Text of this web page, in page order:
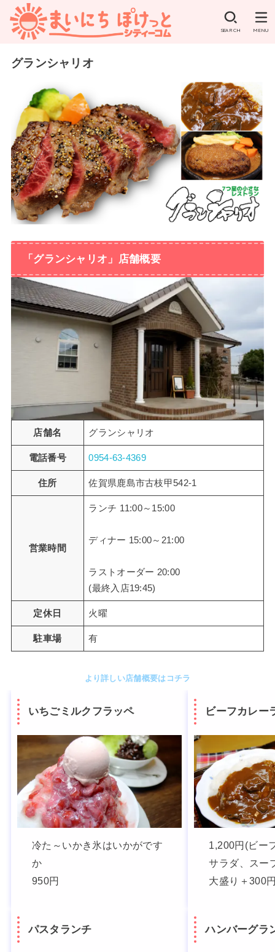
SEARCH MENU
グランシャリオ
「グランシャリオ」店舗概要
店舗名 グランシャリオ
電話番号 0954-63-4369
住所 佐賀県鹿島市古枝甲542-1
営業時間
ランチ 11:00～15:00
ディナー 15:00～21:00
ラストオーダー 20:00
(最終入店19:45)
定休日 火曜
駐車場 有
より詳しい店舗概要はコチラ
いちごミルクフラッペ
冷た～いかき氷はいかがです
か
950円
ビーフカレー
1,200円(ビー
サラダ、スー
大盛り＋300
パスタランチ ハンバーグラ